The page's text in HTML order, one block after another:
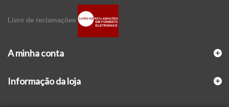
Livro de reclamações
A minha conta
Informação da loja